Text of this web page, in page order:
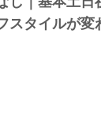
スタイルが